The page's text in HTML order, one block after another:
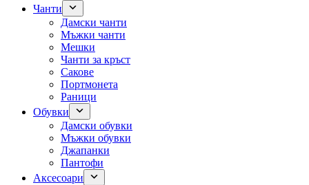
Чанти
Дамски чанти
Мъжки чанти
Мешки
Чанти за кръст
Сакове
Портмонета
Раници
Обувки
Дамски обувки
Мъжки обувки
Джапанки
Пантофи
Аксесоари